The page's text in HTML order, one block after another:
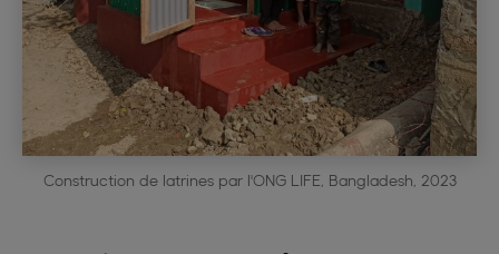
Construction de latrines par l'ONG LIFE, Bangladesh, 2023